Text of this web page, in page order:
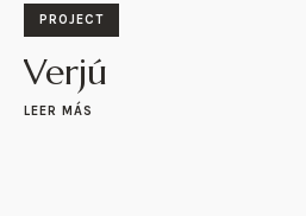
PROJECT
Verjú
LEER MÁS